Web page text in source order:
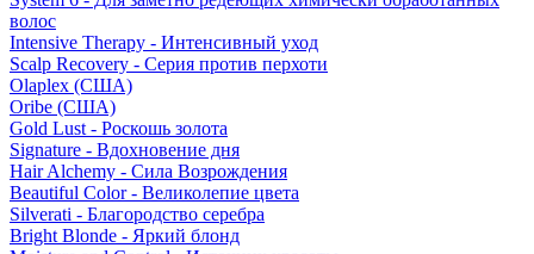
волос
Intensive Therapy - Интенсивный уход
Scalp Recovery - Серия против перхоти
Olaplex (США)
Oribe (США)
Gold Lust - Роскошь золота
Signature - Вдохновение дня
Hair Alchemy - Сила Возрождения
Beautiful Color - Великолепие цвета
Silverati - Благородство серебра
Bright Blonde - Яркий блонд